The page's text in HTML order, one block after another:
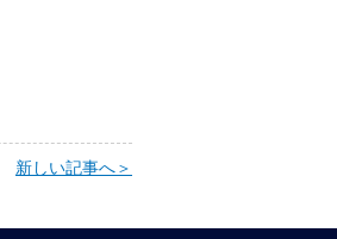
新しい記事へ＞